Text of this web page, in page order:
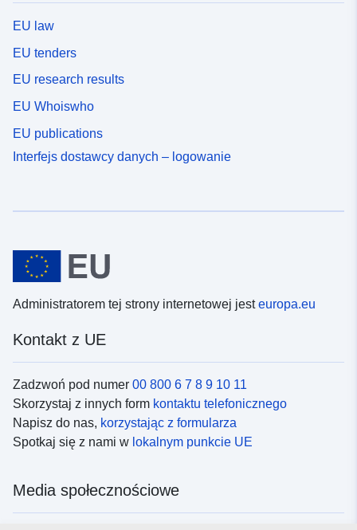
EU law
EU tenders
EU research results
EU Whoiswho
EU publications
Interfejs dostawcy danych – logowanie
Administratorem tej strony internetowej jesteuropa.eu
Kontakt z UE
Zadzwoń pod numer 00 800 6 7 8 9 10 11
Skorzystaj z innych form kontaktu telefonicznego
Napisz do nas, korzystając z formularza
Spotkaj się z nami w lokalnym punkcie UE
Media społecznościowe